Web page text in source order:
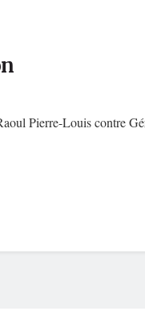
Pierre-Louis contre